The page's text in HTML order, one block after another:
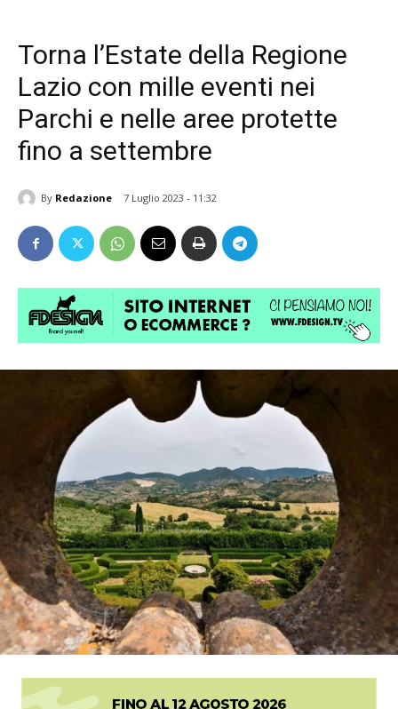
Torna l’Estate della Regione
Lazio con mille eventi nei
Parchi e nelle aree protette
fino a settembre
By Redazione 7 Luglio 2023 - 11:32